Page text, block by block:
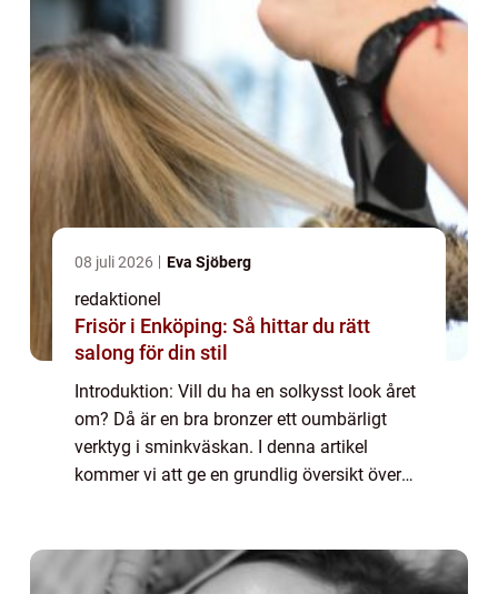
08 juli 2026 Eva Sjöberg
redaktionel
Frisör i Enköping: Så hittar du rätt
salong för din stil
Introduktion: Vill du ha en solkysst look året
om? Då är en bra bronzer ett oumbärligt
verktyg i sminkväskan. I denna artikel
kommer vi att ge en grundlig översikt över